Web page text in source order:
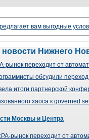
вам выгодные
новости Нижнего
рынок переходит от
обсудили
итоги партнерской
хаоса к governed
Москвы и Центра
рынок переходит от